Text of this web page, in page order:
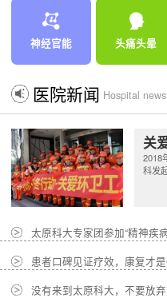
神经官能 头痛头晕
医院新闻 Hospital news
关
2018
科发
太原科大专家团参加“精神疾
患者口碑见证疗效，康复才
没有来到太原科大，不要放